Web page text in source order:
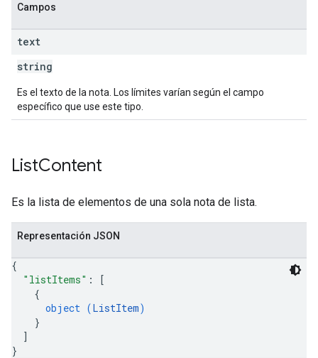
Campos
text
string
Es el texto de la nota. Los límites varían según el campo
específico que use este tipo.
ListContent
Es la lista de elementos de una sola nota de lista.
Representación JSON
{
"listItems" :
[
{
object (ListItem)
}
]
}